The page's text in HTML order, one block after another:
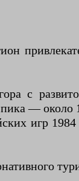
с
пика — около
игр